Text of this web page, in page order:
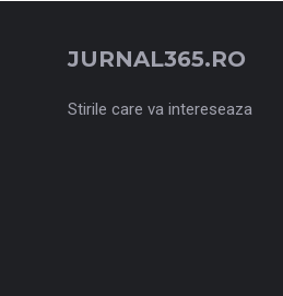
JURNAL365.RO
Stirile care va intereseaza